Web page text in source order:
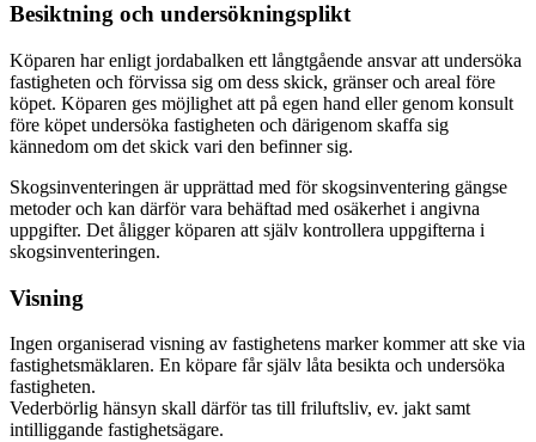
Besiktning och undersökningsplikt
Köparen har enligt jordabalken ett långtgående ansvar att undersöka
fastigheten och förvissa sig om dess skick, gränser och areal före
köpet. Köparen ges möjlighet att på egen hand eller genom konsult
före köpet undersöka fastigheten och därigenom skaffa sig
kännedom om det skick vari den befinner sig.
Skogsinventeringen är upprättad med för skogsinventering gängse
metoder och kan därför vara behäftad med osäkerhet i angivna
uppgifter. Det åligger köparen att själv kontrollera uppgifterna i
skogsinventeringen.
Visning
Ingen organiserad visning av fastighetens marker kommer att ske via
fastighetsmäklaren. En köpare får själv låta besikta och undersöka
fastigheten.
Vederbörlig hänsyn skall därför tas till friluftsliv, ev. jakt samt
intilliggande fastighetsägare.